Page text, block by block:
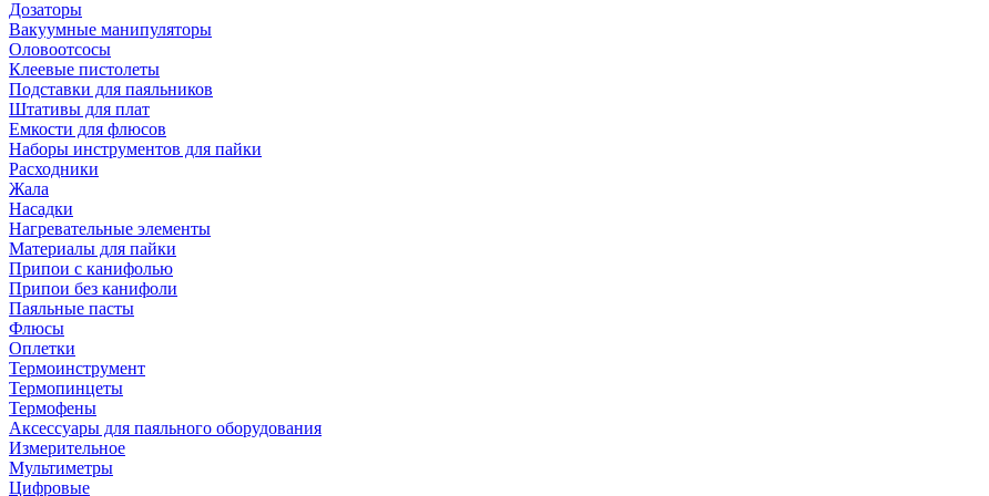
Дозаторы
Вакуумные манипуляторы
Оловоотсосы
Клеевые пистолеты
Подставки для паяльников
Штативы для плат
Емкости для флюсов
Наборы инструментов для пайки
Расходники
Жала
Насадки
Нагревательные элементы
Материалы для пайки
Припои с канифолью
Припои без канифоли
Паяльные пасты
Флюсы
Оплетки
Термоинструмент
Термопинцеты
Термофены
Аксессуары для паяльного оборудования
Измерительное
Мультиметры
Цифровые